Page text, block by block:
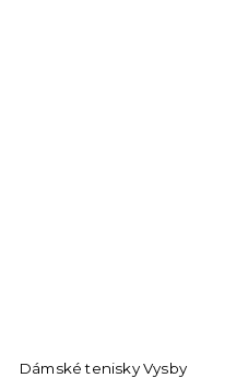
Dámské tenisky Vysby